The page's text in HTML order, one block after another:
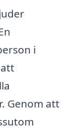
i
Genom att